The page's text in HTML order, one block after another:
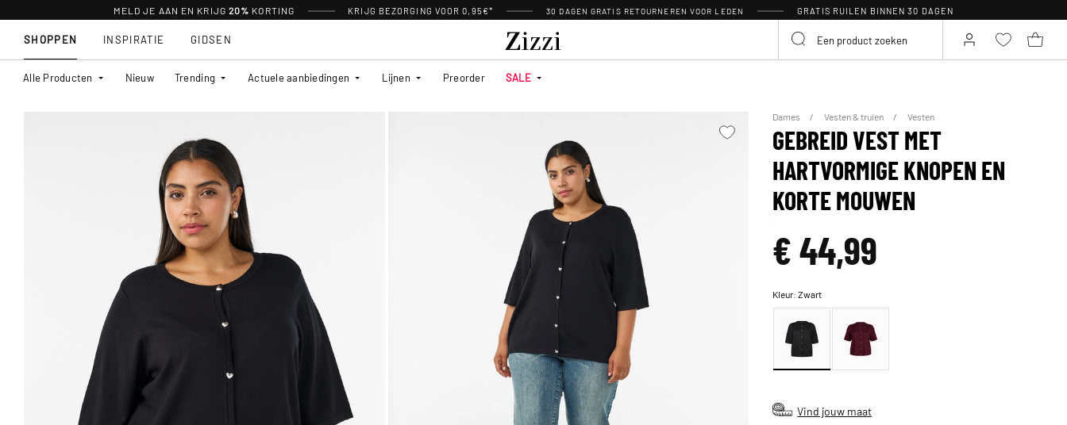
MELD JE AAN EN KRIJG 20% KORTING KRIJG BEZORGING VOOR 0,95€* 30 DAGEN GRATIS RETOURNEREN VOOR LEDEN GRATIS RUILEN BINNEN 30 DAGEN
SHOPPEN
Alle Producten Nieuw Trending Actuele aanbiedingen Lijnen Preorder SALE
INSPIRATIE GIDSEN
Dames Vesten & truien Vesten
GEBREID VEST MET
HARTVORMIGE KNOPEN EN
KORTE MOUWEN
€ 44,99
Kleur:Zwart
Vind jouw maat